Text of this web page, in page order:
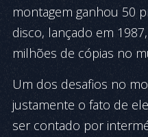
montagem ganhou 50
disco, lançado em
milhões de cópias no
Um dos desafios no
justamente o fato de
ser contado por